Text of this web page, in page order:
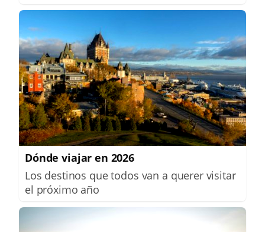
Dónde viajar en 2026
Los destinos que todos van a querer visitar
el próximo año